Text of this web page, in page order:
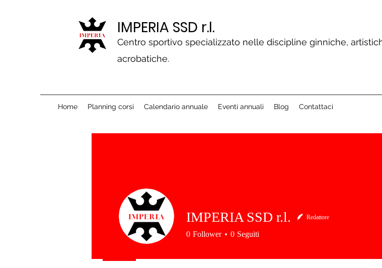
IMPERIA SSD r.l.
Centro sportivo specializzato nelle discipline ginniche,
acrobatiche.
Home Planning corsi Calendario annuale Eventi annuali Blog Contattaci
IMPERIA SSD r.l. Redattore
0 Follower 0 Seguiti